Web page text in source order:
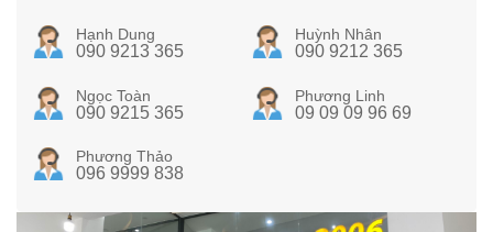
Hạnh Dung
090 9213 365
Huỳnh Nhân
090 9212 365
Ngọc Toàn
090 9215 365
Phương Linh
09 09 09 96 69
Phương Thảo
096 9999 838